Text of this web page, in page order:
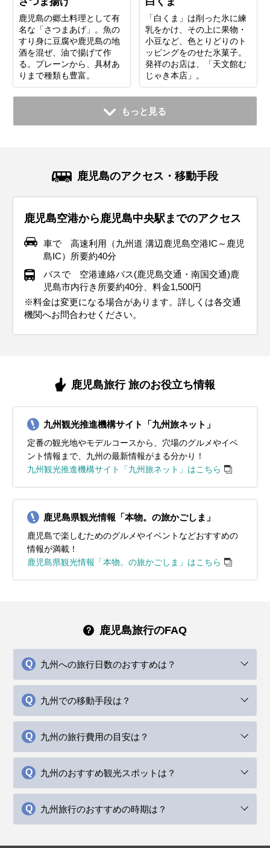
鹿児島の郷土料理として有
名な「さつまあげ」。魚の
すり身に豆腐や鹿児島の地
酒を混ぜ、油で揚げて作
る。プレーンから、具材あ
りまで種類も豊富。
「白くま」は削った氷に練
乳をかけ、その上に果物・
小豆など、色とりどりのト
ッピングをのせた氷菓子。
発祥のお店は、「天文館む
じゃき本店」。
もっと見る
鹿児島のアクセス・移動手段
鹿児島空港から鹿児島中央駅までのアクセス
車で 高速利用（九州道 溝辺鹿児島空港IC～鹿児
島IC）所要約40分
バスで 空港連絡バス(鹿児島交通・南国交通)鹿
児島市内行き所要約40分、料金1,500円
※料金は変更になる場合があります。詳しくは各交通
機関へお問合わせください。
鹿児島旅行 旅のお役立ち情報
九州観光推進機構サイト「九州旅ネット」
定番の観光地やモデルコースから、穴場のグルメやイベ
ント情報まで、九州の最新情報がまる分かり！
九州観光推進機構サイト「九州旅ネット」はこちら
鹿児島県観光情報「本物。の旅かごしま」
鹿児島で楽しむためのグルメやイベントなどおすすめの
情報が満載！
鹿児島県観光情報「本物。の旅かごしま」はこちら
鹿児島旅行のFAQ
九州への旅行日数のおすすめは？
九州での移動手段は？
九州の旅行費用の目安は？
九州のおすすめ観光スポットは？
九州旅行のおすすめの時期は？